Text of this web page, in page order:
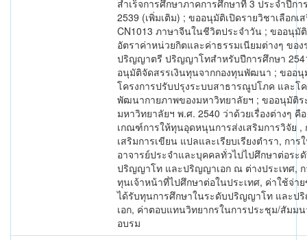
สำเร็จการศึกษาภาคการศึกษาที่ 3 ประจำปีกา
2539 (เพิ่มเติม) ; ขออนุมัติเปิดรายวิชาเลือกเ
CN1013 ภาษาจีนในชีวิตประจำวัน ; ขออนุมั
อัตราค่าหน่วยกิตและค่าธรรมเนียมต่างๆ ของ
ปริญญาตรี ปริญญาโทสำหรับปีการศึกษา
อนุมัติจัดสรรเงินทุนจากกองทุนพัฒนา ; ขออ
โครงการปรับปรุงระบบสาธารณูปโภค และโ
พัฒนากายภาพของมหาวิทยาลัยฯ ; ขออนุมัติร
มหาวิทยาลัยฯ พ.ศ. 2540 ว่าด้วยเรื่องต่างๆ คื
เกณฑ์การให้ทุนอุดหนุนการส่งเสริมการวิจัย ,
เสริมการเขียน แปลและเรียบเรียงตำรา, การ
อาจารย์ประจำและบุคคลทั่วไปไปศึกษาต่อระ
ปริญญาโท และปริญญาเอก ณ ต่างประเทศ, ก
ทุนเจ้าหน้าที่ไปศึกษาต่อในประเทศ, ค่าใช้จ่า
ได้รับทุนการศึกษาในระดับปริญญาโท และป
เอก, ค่าตอบแทนวิทยากรในการประชุม/สัมม
อบรม